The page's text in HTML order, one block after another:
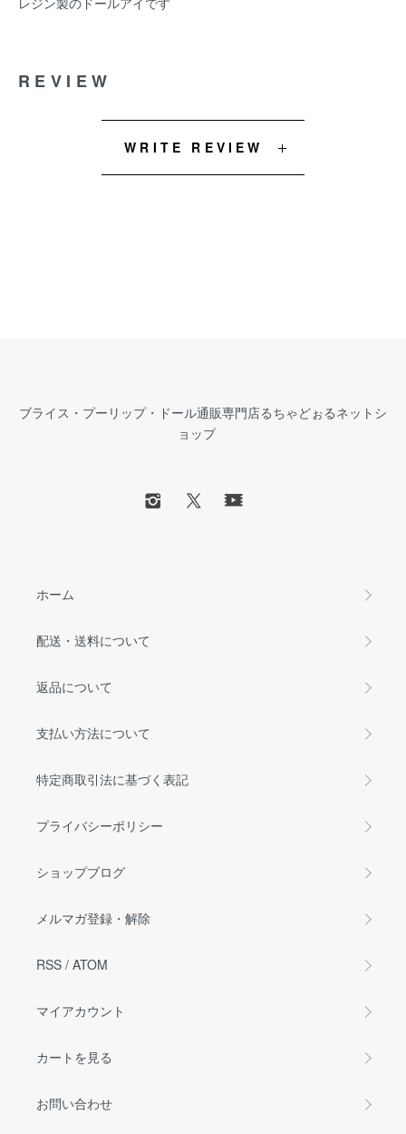
REVIEW
WRITE REVIEW
ブライス・プーリップ・ドール通販専門店るちゃどぉるネットシ
ョップ
ホーム
配送・送料について
返品について
支払い方法について
特定商取引法に基づく表記
プライバシーポリシー
ショップブログ
メルマガ登録・解除
RSS / ATOM
マイアカウント
カートを見る
お問い合わせ